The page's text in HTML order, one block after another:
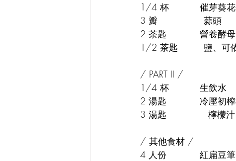
1/4 杯
3 瓣		        蒜頭
2 茶匙		營養酵母
1/2 茶匙
/ PART II /
1/4 杯		生飲水
2 湯匙		冷
3 湯匙              檸檬汁
/ 其他食材 /
4 人份		紅